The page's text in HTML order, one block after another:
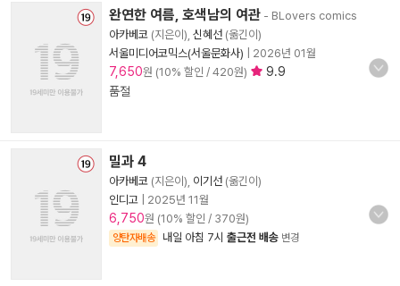
완연한 여름, 호색남의 여관 - BLovers comics
아카베코 (지은이), 신혜선 (옮긴이)
서울미디어코믹스(서울문화사)
2026년 01월
7,650원 (10% 할인 / 420원)
9.9
품절
밀과 4
아카베코 (지은이), 이기선 (옮긴이)
인디고
2025년 11월
6,750원 (10% 할인 / 370원)
양탄자배송 내일 아침 7시 출근전 배송 변경